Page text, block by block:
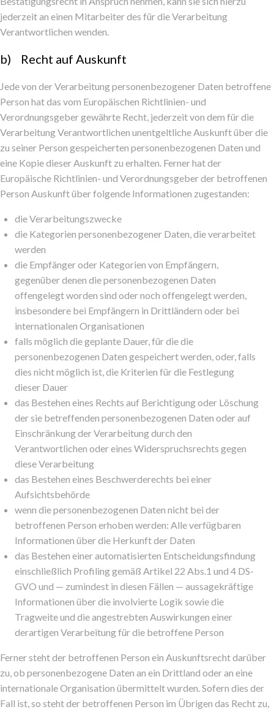
jederzeit an einen Mitarbeiter des für die Verarbeitung
Verantwortlichen wenden.
b) Recht auf Auskunft
Jede von der Verarbeitung personenbezogener Daten betroffene
Person hat das vom Europäischen Richtlinien- und
Verordnungsgeber gewährte Recht, jederzeit von dem für die
Verarbeitung Verantwortlichen unentgeltliche Auskunft über die
zu seiner Person gespeicherten personenbezogenen Daten und
eine Kopie dieser Auskunft zu erhalten. Ferner hat der
Europäische Richtlinien- und Verordnungsgeber der betroffenen
Person Auskunft über folgende Informationen zugestanden:
die Verarbeitungszwecke
die Kategorien personenbezogener Daten, die verarbeitet
werden
die Empfänger oder Kategorien von Empfängern,
gegenüber denen die personenbezogenen Daten
offengelegt worden sind oder noch offengelegt werden,
insbesondere bei Empfängern in Drittländern oder bei
internationalen Organisationen
falls möglich die geplante Dauer, für die die
personenbezogenen Daten gespeichert werden, oder, falls
dies nicht möglich ist, die Kriterien für die Festlegung
dieser Dauer
das Bestehen eines Rechts auf Berichtigung oder Löschung
der sie betreffenden personenbezogenen Daten oder auf
Einschränkung der Verarbeitung durch den
Verantwortlichen oder eines Widerspruchsrechts gegen
diese Verarbeitung
das Bestehen eines Beschwerderechts bei einer
Aufsichtsbehörde
wenn die personenbezogenen Daten nicht bei der
betroffenen Person erhoben werden: Alle verfügbaren
Informationen über die Herkunft der Daten
das Bestehen einer automatisierten Entscheidungsfindung
einschließlich Profiling gemäß Artikel 22 Abs.1 und 4 DS-
GVO und — zumindest in diesen Fällen — aussagekräftige
Informationen über die involvierte Logik sowie die
Tragweite und die angestrebten Auswirkungen einer
derartigen Verarbeitung für die betroffene Person
Ferner steht der betroffenen Person ein Auskunftsrecht darüber
zu, ob personenbezogene Daten an ein Drittland oder an eine
internationale Organisation übermittelt wurden. Sofern dies der
Fall ist, so steht der betroffenen Person im Übrigen das Recht zu,